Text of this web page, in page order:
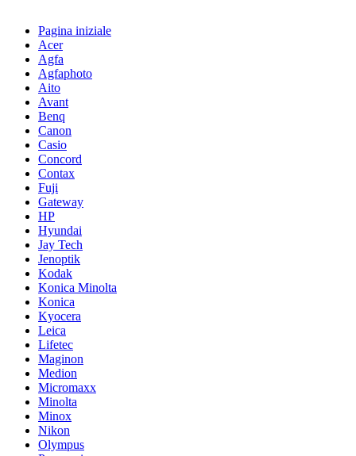
Pagina iniziale
Acer
Agfa
Agfaphoto
Aito
Avant
Benq
Canon
Casio
Concord
Contax
Fuji
Gateway
HP
Hyundai
Jay Tech
Jenoptik
Kodak
Konica Minolta
Konica
Kyocera
Leica
Lifetec
Maginon
Medion
Micromaxx
Minolta
Minox
Nikon
Olympus